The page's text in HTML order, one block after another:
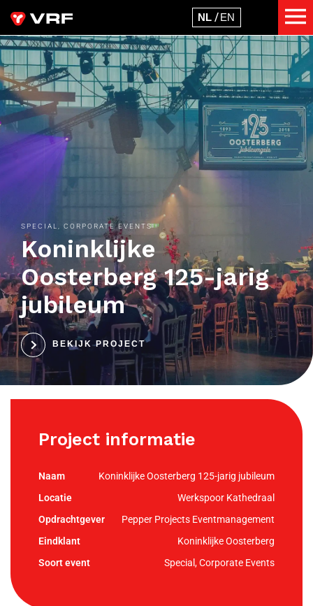
SPECIAL, CORPORATE EVENTS
Koninklijke
Oosterberg 125-jarig
jubileum
BEKIJK PROJECT
Project informatie
Koninklijke Oosterberg 125-jarig jubileum
Werkspoor Kathedraal
Pepper Projects Eventmanagement
Koninklijke Oosterberg
Special, Corporate Events